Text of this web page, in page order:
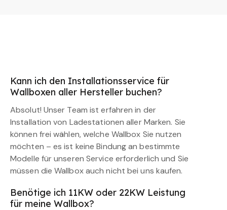
Kann ich den Installationsservice für
Wallboxen aller Hersteller buchen?
Absolut! Unser Team ist erfahren in der
Installation von Ladestationen aller Marken. Sie
können frei wählen, welche Wallbox Sie nutzen
möchten – es ist keine Bindung an bestimmte
Modelle für unseren Service erforderlich und Sie
müssen die Wallbox auch nicht bei uns kaufen.
Benötige ich 11KW oder 22KW Leistung
für meine Wallbox?